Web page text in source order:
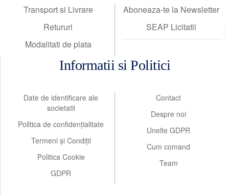
Transport si Livrare
Retururi
Modalitati de plata
Aboneaza-te la Newsletter
SEAP Licitatii
Informatii si Politici
Date de identificare ale
societatii
Politica de confidențialitate
Termeni și Condiții
Politica Cookie
GDPR
Contact
Despre noi
Unelte GDPR
Cum comand
Team